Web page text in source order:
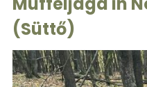
(Süttő)